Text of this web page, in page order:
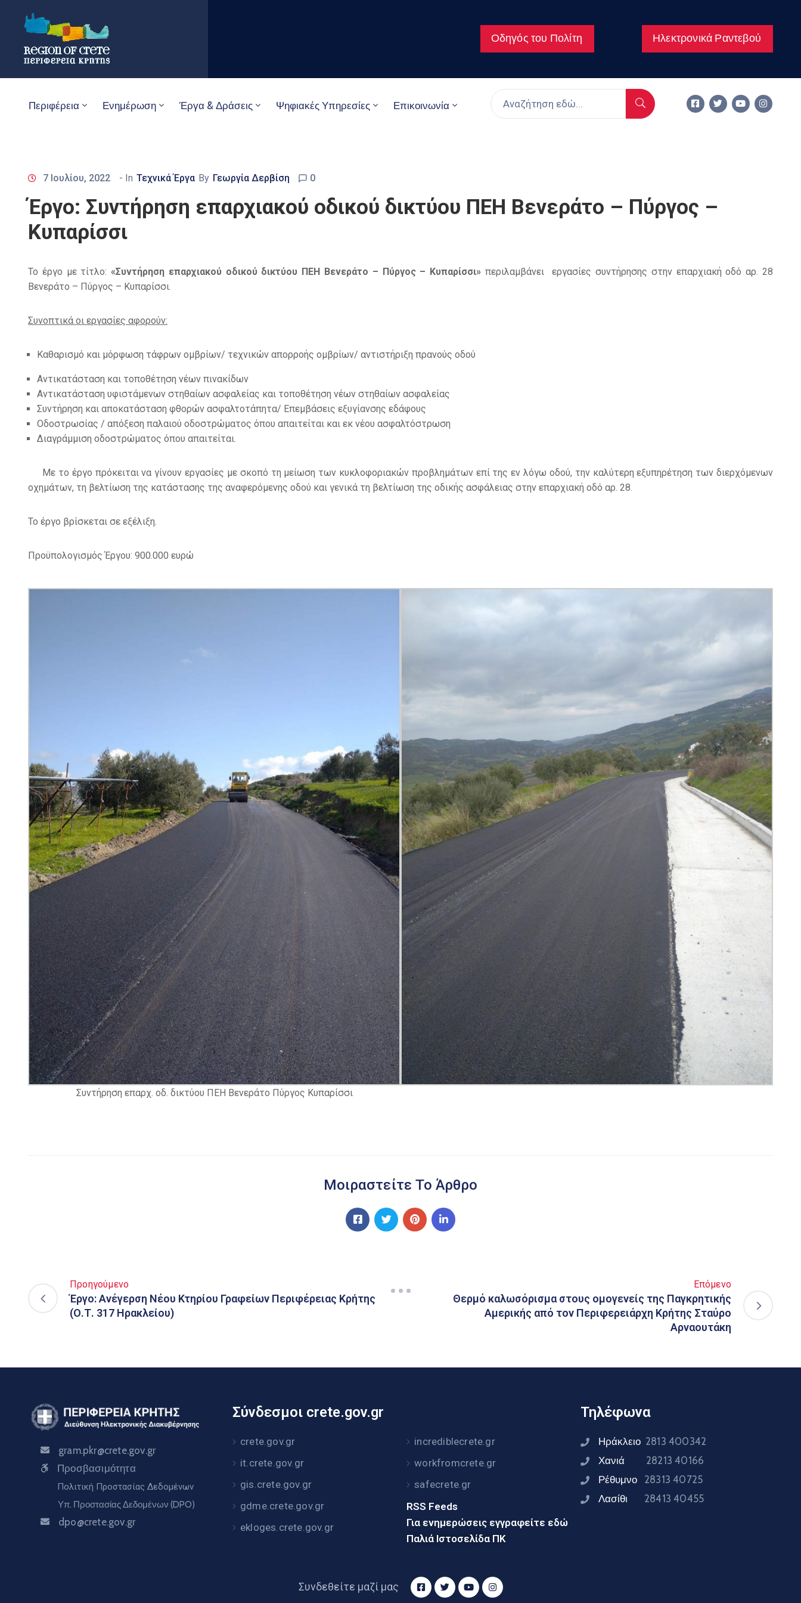
Οδηγός του Πολίτη Ηλεκτρονικά Ραντεβού
Περιφέρεια Ενημέρωση Έργα & Δράσεις Ψηφιακές Υπηρεσίες Επικοινωνία
7 Ιουλίου, 2022 - In Τεχνικά Έργα By Γεωργία Δερβίση 0
Έργο: Συντήρηση επαρχιακού οδικού δικτύου ΠΕΗ Βενεράτο – Πύργος –
Κυπαρίσσι
Το έργο με τίτλο:«Συντήρηση επαρχιακού οδικού δικτύου ΠΕΗ Βενεράτο – Πύργος – Κυπαρίσσι» περιλαμβάνει εργασίες συντήρησης στην επαρχιακή οδό αρ. 28
Βενεράτο – Πύργος – Κυπαρίσσι.
Συνοπτικά οι εργασίες αφορούν:
Καθαρισμό και μόρφωση τάφρων ομβρίων/ τεχνικών απορροής ομβρίων/ αντιστήριξη πρανούς οδού
Αντικατάσταση και τοποθέτηση νέων πινακίδων
Αντικατάσταση υφιστάμενων στηθαίων ασφαλείας και τοποθέτηση νέων στηθαίων ασφαλείας
Συντήρηση και αποκατάσταση φθορών ασφαλτοτάπητα/ Επεμβάσεις εξυγίανσης εδάφους
Οδοστρωσίας / απόξεση παλαιού οδοστρώματος όπου απαιτείται και εκ νέου ασφαλτόστρωση
Διαγράμμιση οδοστρώματος όπου απαιτείται.
Με το έργο πρόκειται να γίνουν εργασίες με σκοπό τη μείωση των κυκλοφοριακών προβλημάτων επί της εν λόγω οδού, την καλύτερη εξυπηρέτηση των διερχόμενων
οχημάτων, τη βελτίωση της κατάστασης της αναφερόμενης οδού και γενικά τη βελτίωση της οδικής ασφάλειας στην επαρχιακή οδό αρ. 28.
Το έργο βρίσκεται σε εξέλιξη.
Προϋπολoγισμός Έργου: 900.000 ευρώ
Συντήρηση επαρχ. οδ. δικτύου ΠΕΗ Βενεράτο Πύργος Κυπαρίσσι
Μοιραστείτε Το Άρθρο
Προηγούμενο
Έργο: Ανέγερση Νέου Κτηρίου Γραφείων Περιφέρειας Κρήτης
(Ο.Τ. 317 Ηρακλείου)
Επόμενο
Θερμό καλωσόρισμα στους ομογενείς της Παγκρητικής
Αμερικής από τον Περιφερειάρχη Κρήτης Σταύρο
Αρναουτάκη
gram.pkr@crete.gov.gr
Προσβασιμότητα
Πολιτική Προστασίας Δεδομένων
Υπ. Προστασίας Δεδομένων (DPO)
dpo@crete.gov.gr
Σύνδεσμοι crete.gov.gr
crete.gov.gr
it.crete.gov.gr
gis.crete.gov.gr
gdme.crete.gov.gr
ekloges.crete.gov.gr
incrediblecrete.gr
workfromcrete.gr
safecrete.gr
RSS Feeds
Για ενημερώσεις εγγραφείτε εδώ
Παλιά Ιστοσελίδα ΠΚ
Τηλέφωνα
Ηράκλειο 2813 400342
Χανιά 28213 40166
Ρέθυμνο 28313 40725
Λασίθι 28413 40455
Συνδεθείτε μαζί μας